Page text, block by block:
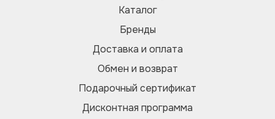
Каталог
Бренды
Доставка и оплата
Обмен и возврат
Подарочный сертификат
Дисконтная программа